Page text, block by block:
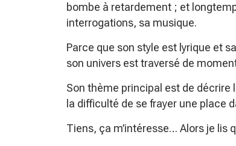
bombe à retardement ; et
interrogations, sa musique.
Parce que son style est lyrique et
son univers est traversé de
Son thème principal est de décrire
la difficulté de se frayer une place
Tiens, ça m’intéresse… Alors je lis